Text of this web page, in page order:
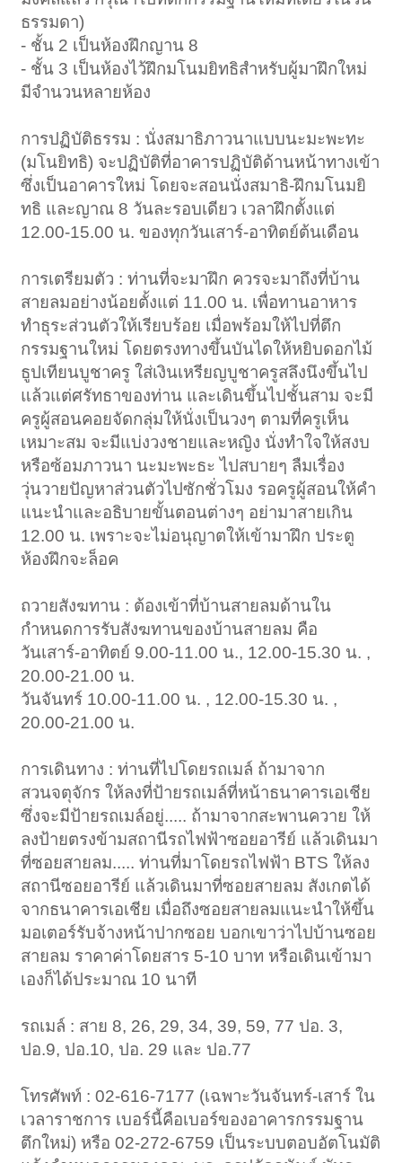
ธรรมดา)
- ชั้น 2 เป็นห้องฝึกญาน 8
- ชั้น 3 เป็นห้องไว้ฝึกมโนมยิทธิสำหรับผู้มาฝึกใหม่
มีจำนวนหลายห้อง
การปฏิบัติธรรม : นั่งสมาธิภาวนาแบบนะมะพะทะ
(มโนยิทธิ) จะปฏิบัติที่อาคารปฏิบัติด้านหน้าทางเข้า
ซึ่งเป็นอาคารใหม่ โดยจะสอนนั่งสมาธิ-ฝึกมโนมยิ
ทธิ และญาณ 8 วันละรอบเดียว เวลาฝึกตั้งแต่
12.00-15.00 น. ของทุกวันเสาร์-อาทิตย์ต้นเดือน
การเตรียมตัว : ท่านที่จะมาฝึก ควรจะมาถึงที่บ้าน
สายลมอย่างน้อยตั้งแต่ 11.00 น. เพื่อทานอาหาร
ทำธุระส่วนตัวให้เรียบร้อย เมื่อพร้อมให้ไปที่ตึก
กรรมฐานใหม่ โดยตรงทางขึ้นบันไดให้หยิบดอกไม้
ธูปเทียนบูชาครู ใส่เงินเหรียญบูชาครูสลึงนึงขึ้นไป
แล้วแต่ศรัทธาของท่าน และเดินขึ้นไปชั้นสาม จะมี
ครูผู้สอนคอยจัดกลุ่มให้นั่งเป็นวงๆ ตามที่ครูเห็น
เหมาะสม จะมีแบ่งวงชายและหญิง นั่งทำใจให้สงบ
หรือซ้อมภาวนา นะมะพะธะ ไปสบายๆ ลืมเรื่อง
วุ่นวายปัญหาส่วนตัวไปซักชั่วโมง รอครูผู้สอนให้คำ
แนะนำและอธิบายขั้นตอนต่างๆ อย่ามาสายเกิน
12.00 น. เพราะจะไม่อนุญาตให้เข้ามาฝึก ประตู
ห้องฝึกจะล็อค
ถวายสังฆทาน : ต้องเข้าที่บ้านสายลมด้านใน
กำหนดการรับสังฆทานของบ้านสายลม คือ
วันเสาร์-อาทิตย์ 9.00-11.00 น., 12.00-15.30 น. ,
20.00-21.00 น.
วันจันทร์ 10.00-11.00 น. , 12.00-15.30 น. ,
20.00-21.00 น.
การเดินทาง : ท่านที่ไปโดยรถเมล์ ถ้ามาจาก
สวนจตุจักร ให้ลงที่ป้ายรถเมล์ที่หน้าธนาคารเอเชีย
ซึ่งจะมีป้ายรถเมล์อยู่..... ถ้ามาจากสะพานควาย ให้
ลงป้ายตรงข้ามสถานีรถไฟฟ้าซอยอารีย์ แล้วเดินมา
ที่ซอยสายลม..... ท่านที่มาโดยรถไฟฟ้า BTS ให้ลง
สถานีซอยอารีย์ แล้วเดินมาที่ซอยสายลม สังเกตได้
จากธนาคารเอเชีย เมื่อถึงซอยสายลมแนะนำให้ขึ้น
มอเตอร์รับจ้างหน้าปากซอย บอกเขาว่าไปบ้านซอย
สายลม ราคาค่าโดยสาร 5-10 บาท หรือเดินเข้ามา
เองก็ได้ประมาณ 10 นาที
รถเมล์ : สาย 8, 26, 29, 34, 39, 59, 77 ปอ. 3,
ปอ.9, ปอ.10, ปอ. 29 และ ปอ.77
โทรศัพท์ : 02-616-7177 (เฉพาะวันจันทร์-เสาร์ ใน
เวลาราชการ เบอร์นี้คือเบอร์ของอาคารกรรมฐาน
ตึกใหม่) หรือ 02-272-6759 เป็นระบบตอบอัตโนมัติ